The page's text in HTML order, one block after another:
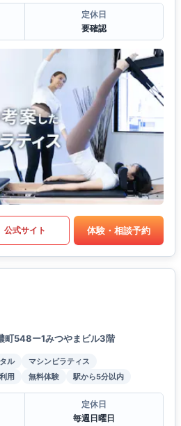
定休日
要確認
公式サイト 体験・相談予約
町548ー1みつやまビル3階
ル
マシンピラティス
用 無料体験 駅から5分以内
定休日
毎週日曜日